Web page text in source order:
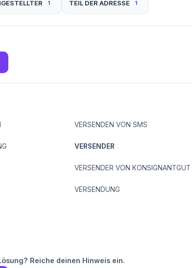
1 TEIL DER ADRESSE 1
VERSENDEN VON SMS
VERSENDER
VERSENDER VON KONSIGNANTGUT
VERSENDUNG
Reiche deinen Hinweis ein.